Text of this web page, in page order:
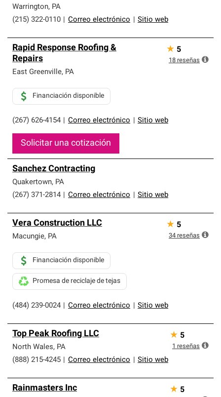
Warrington, PA
(215) 322-0110
Correo electrónico Sitio web
Rapid Response Roofing &
Repairs
East Greenville, PA
(267) 626-4154 Correo electrónico Sitio web
Financiación disponible
Solicitar una cotización
★ 5
18 reseñas
Sanchez Contracting
Quakertown, PA
(267) 371-2814
Correo electrónico Sitio web
Vera Construction LLC
Macungie, PA
(484) 239-0024 Correo electrónico Sitio web
Financiación disponible
Promesa de reciclaje de tejas
★ 5
34 reseñas
Top Peak Roofing LLC
North Wales, PA
(888) 215-4245
Correo electrónico Sitio web
★ 5
1 reseñas
Rainmasters Inc ★ 5